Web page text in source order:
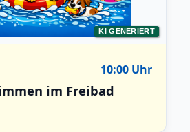
KI GENERIERT
10:00 Uhr
im Freibad